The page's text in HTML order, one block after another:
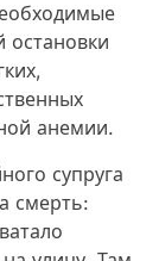
анемии.
супруга
смерть: